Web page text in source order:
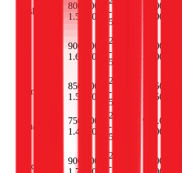
Toshiba
800.000 -
1.500.000
-
500.000
1.000.000 -
2.000.000
900.000 -
1.600.000
200.000
-
500.000
1.100.000 -
2.100.000
Samsung
850.000 -
1.550.000
200.000
-
500.000
1.050.000 -
2.050.000
Panasonic
750.000 -
1.400.000
200.000
-
500.000
950.000 -
1.900.000
Electrolux
900.000 -
200.000
-
1.100.000 -